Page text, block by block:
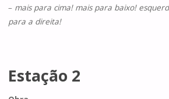
– mais para cima! mais para baixo!
para a direita!
Estação 2